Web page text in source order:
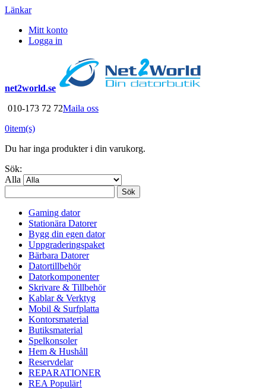
Länkar
Mitt konto
Logga in
net2world.se
010-173 72 72Maila oss
0item(s)
Du har inga produkter i din varukorg.
Sök:
Alla
Sök
Gaming dator
Stationära Datorer
Bygg din egen dator
Uppgraderingspaket
Bärbara Datorer
Datortillbehör
Datorkomponenter
Skrivare & Tillbehör
Kablar & Verktyg
Mobil & Surfplatta
Kontorsmaterial
Butiksmaterial
Spelkonsoler
Hem & Hushåll
Reservdelar
REPARATIONER
REA Populär!